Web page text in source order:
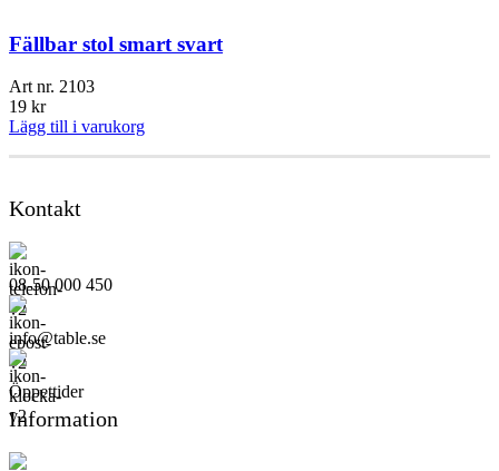
Fällbar stol smart svart
Art nr. 2103
19 kr
Lägg till i varukorg
Kontakt
08-50 000 450
info@table.se
Öppettider
Information